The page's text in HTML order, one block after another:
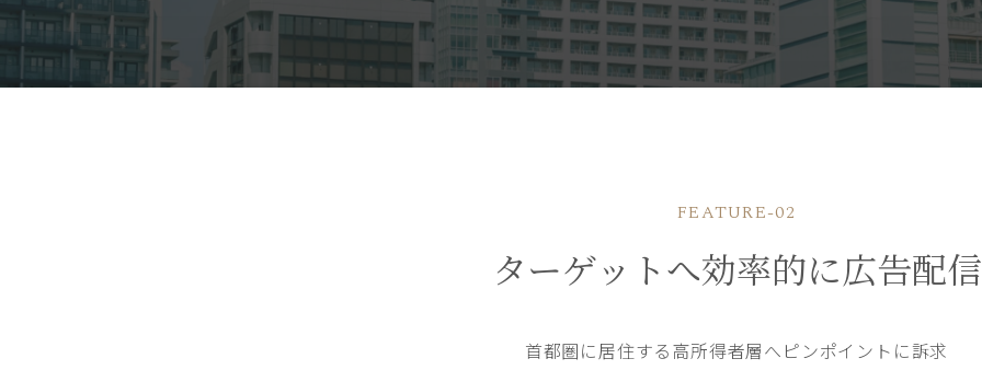
FEATURE-02
ターゲットへ効率的に広告配信
首都圏に居住する高所得者層へ ピンポイントに訴求